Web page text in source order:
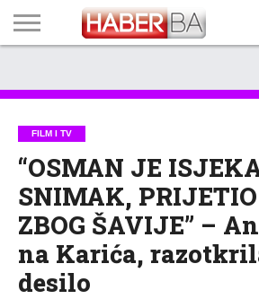
TECH
PROGRAM
PROGNOZA
PUTEVIMA
LISTA
NAMA
FILM I TV
“OSMAN JE
SNIMAK,
ZBOG ŠAVIJE” –
na Karića,
desilo